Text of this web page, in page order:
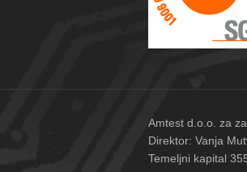
Amtest d.o.o. za
Direktor: Vanja
Temeljni kapital